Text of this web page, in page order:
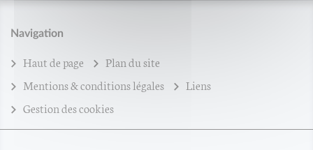
Navigation
Haut de page
Plan du site
Mentions & conditions légales
Liens
Gestion des cookies